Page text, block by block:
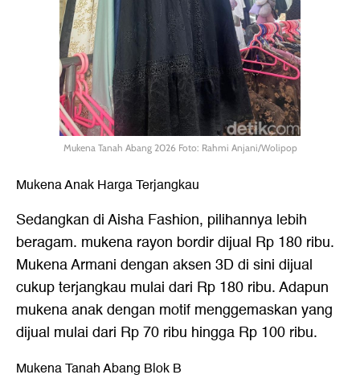
Mukena Tanah Abang 2026 Foto: Rahmi Anjani/Wolipop
Mukena Anak Harga Terjangkau
Sedangkan di Aisha Fashion, pilihannya lebih
beragam. mukena rayon bordir dijual Rp 180 ribu.
Mukena Armani dengan aksen 3D di sini dijual
cukup terjangkau mulai dari Rp 180 ribu. Adapun
mukena anak dengan motif menggemaskan yang
dijual mulai dari Rp 70 ribu hingga Rp 100 ribu.
Mukena Tanah Abang Blok B